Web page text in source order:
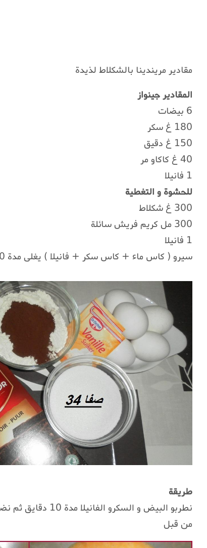
مقادير مريندينا بالشكلاط لذيدة
المقادير جينواز
6 بيضات
180 غ سكر
150 غ دقيق
40 غ كاكاو مر
1 فانيلا
للحشوة و التغطية
300 غ شكلاط
300 مل كريم فريش سائلة
1 فانيلا
سيرو ( كاس ماء + كاس سكر + فانيلا ) يغلى مدة 10 دقائق
طريقة
نطربو البيض و
من قبل